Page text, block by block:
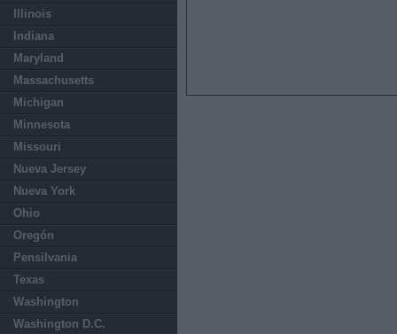
Illinois
Indiana
Maryland
Massachusetts
Michigan
Minnesota
Missouri
Nueva Jersey
Nueva York
Ohio
Oregón
Pensilvania
Texas
Washington
Washington D.C.